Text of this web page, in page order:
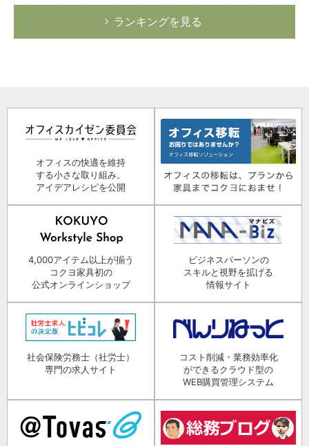
ランキングを見る
オフィスの快適を維持
する小さな取り組み。
アイデアレシピを公開
4,000アイテム以上が揃う
コクヨ家具初の
公式オンラインショップ
ビジネスパーソンの
スキルと視野を拡げる
情報サイト
社会保険労務士（社労士）
専門の求人サイト
コスト削減・業務効率化
ができるクラウド型の
WEB購買管理システム